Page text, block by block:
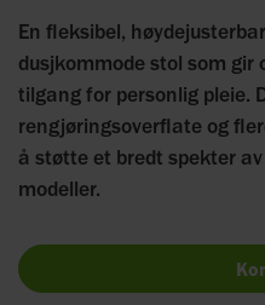
En fleksibel,
dusjkommode stol som gir
tilgang for personlig pleie.
rengjøringsoverflate og
å støtte et bredt spekter
modeller.